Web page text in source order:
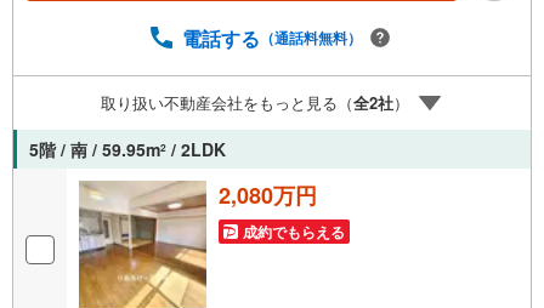
す！■各種相談、承ります！■【無料送迎】「小さなお子さ
らい」などご相談ください！営業スタッフがご自宅に伺っ
て送迎致します！【リフォーム相談】資格を持った専門ス
タッフがお悩みに合わせてお話をうかがい、お客さまにぴ
ったりの提案を行います！■その他:物件相談、住宅ローン
相談、ご質問、気になること、何でもお気軽にご相談くだ
さい！
電話する （通話料無料）
取り扱い不動産会社をもっと見る（全2社）
5階 / 南 / 59.95m2 / 2LDK
2,080万円
成約でもらえる